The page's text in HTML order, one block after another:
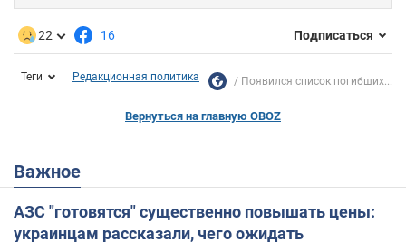
22 16 Подписаться
Теги Редакционная политика Появился список погибших...
Вернуться на главную OBOZ
Важное
АЗС "готовятся" существенно повышать цены:
украинцам рассказали, чего ожидать